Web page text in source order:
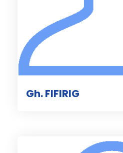
Gh. FIFIRIG